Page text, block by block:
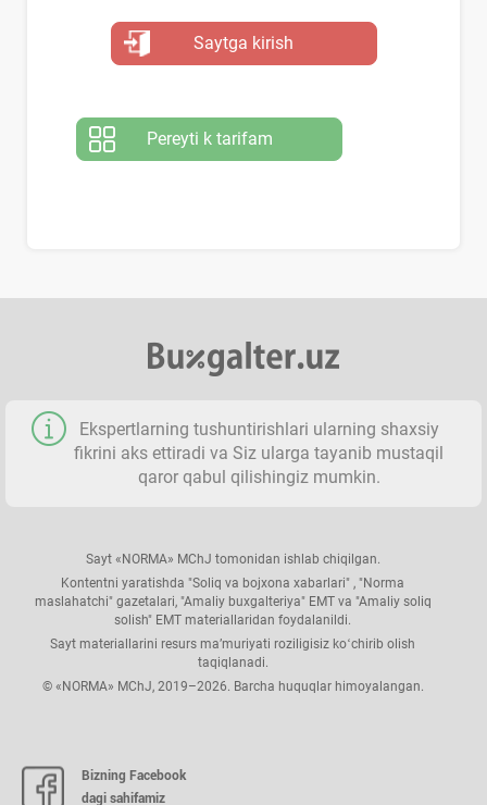
Saytga kirish
Pereyti k tarifam
Ekspertlarning tushuntirishlari ularning shaхsiy
fikrini aks ettiradi va Siz ularga tayanib mustaqil
qaror qabul qilishingiz mumkin.
Sayt «NORMA» MChJ tomonidan ishlab chiqilgan.
Kontentni yaratishda "Soliq va bojхona хabarlari" , "Norma
maslahatchi" gazetalari, "Amaliy buхgalteriya" EMT va "Amaliy soliq
solish" EMT materiallaridan foydalanildi.
Sayt materiallarini resurs ma’muriyati roziligisiz koʻchirib olish
taqiqlanadi.
© «NORMA» MChJ, 2019–2026. Barcha huquqlar himoyalangan.
Bizning Facebook
dagi sahifamiz